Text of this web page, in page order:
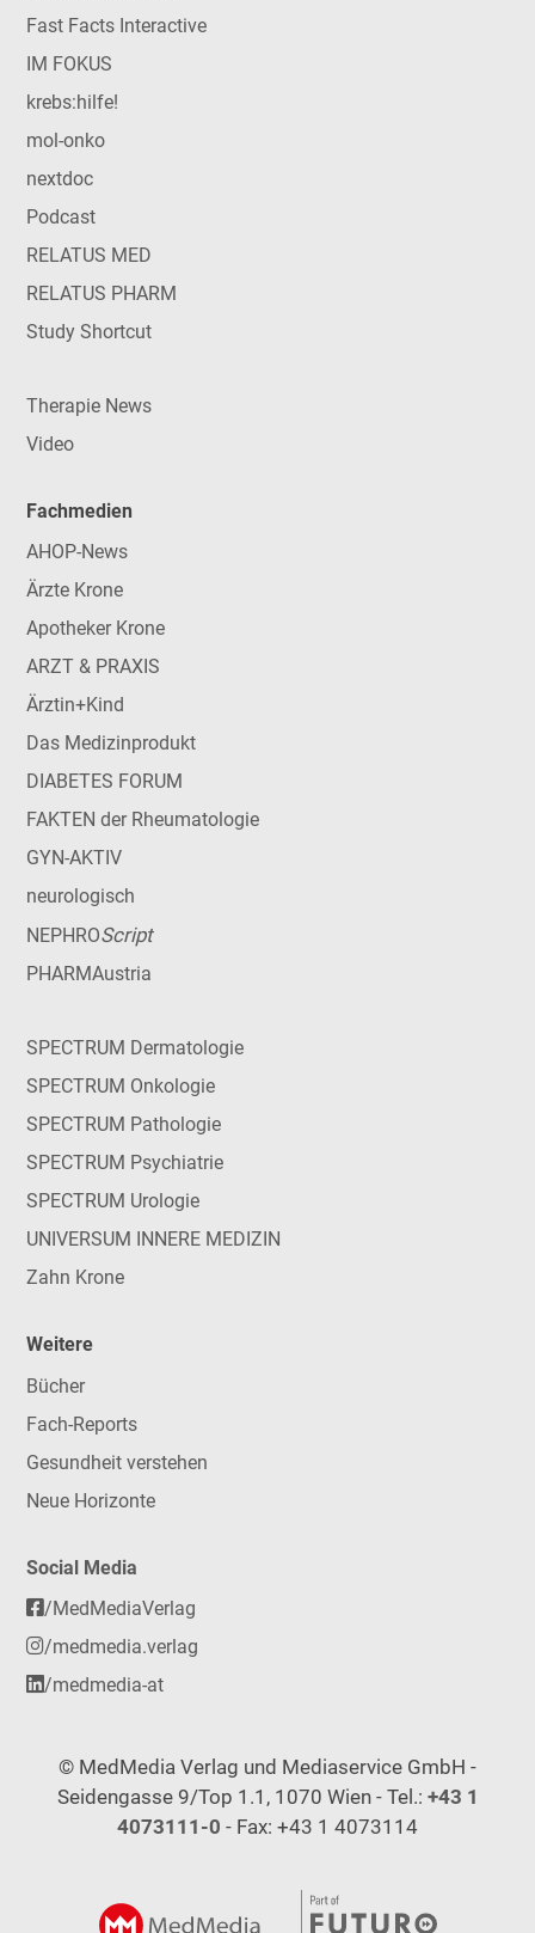
Fast Facts Interactive
IM FOKUS
krebs:hilfe!
mol-onko
nextdoc
Podcast
RELATUS MED
RELATUS PHARM
Study Shortcut
Therapie News
Video
Fachmedien
AHOP-News
Ärzte Krone
Apotheker Krone
ARZT & PRAXIS
Ärztin+Kind
Das Medizinprodukt
DIABETES FORUM
FAKTEN der Rheumatologie
GYN-AKTIV
neurologisch
NEPHROScript
PHARMAustria
SPECTRUM Dermatologie
SPECTRUM Onkologie
SPECTRUM Pathologie
SPECTRUM Psychiatrie
SPECTRUM Urologie
UNIVERSUM INNERE MEDIZIN
Zahn Krone
Weitere
Bücher
Fach-Reports
Gesundheit verstehen
Neue Horizonte
Social Media
/MedMediaVerlag
/medmedia.verlag
/medmedia-at
© MedMedia Verlag und Mediaservice GmbH -
Seidengasse 9/Top 1.1, 1070 Wien - Tel.: +43 1
4073111-0 - Fax: +43 1 4073114